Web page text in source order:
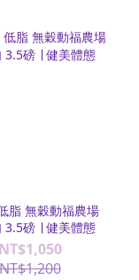
脂 無穀動福農場
3.5磅 ∣ 健美體態
NT$1,050